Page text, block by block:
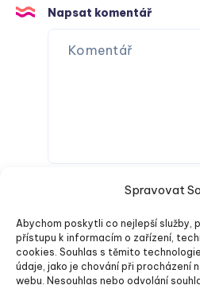
Spravovat
Abychom poskytli co nejlepší služby,
přístupu k informacím o zařízení,
cookies. Souhlas s těmito
údaje, jako je chování při procházení
webu. Nesouhlas nebo odvolání
Napsat komentář